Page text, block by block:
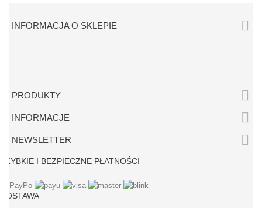
INFORMACJA O SKLEPIE 
PRODUKTY 
INFORMACJE 
NEWSLETTER 
SZYBKIE I BEZPIECZNE PŁATNOŚCI
DOSTAWA